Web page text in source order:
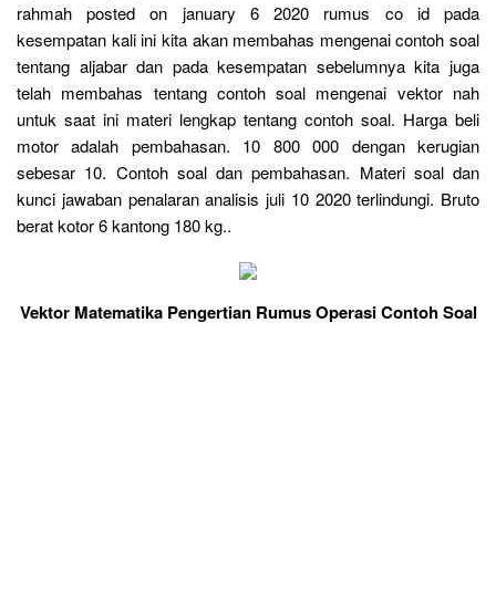
rahmah posted on january 6 2020 rumus co id pada
kesempatan kali ini kita akan membahas mengenai contoh soal
tentang aljabar dan pada kesempatan sebelumnya kita juga
telah membahas tentang contoh soal mengenai vektor nah
untuk saat ini materi lengkap tentang contoh soal. Harga beli
motor adalah pembahasan. 10 800 000 dengan kerugian
sebesar 10. Contoh soal dan pembahasan. Materi soal dan
kunci jawaban penalaran analisis juli 10 2020 terlindungi. Bruto
berat kotor 6 kantong 180 kg..
Vektor Matematika Pengertian Rumus Operasi Contoh Soal